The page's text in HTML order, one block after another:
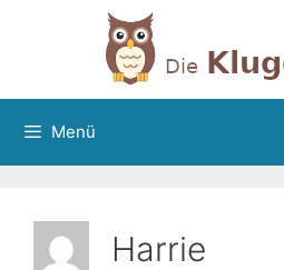
Menü
Harrie